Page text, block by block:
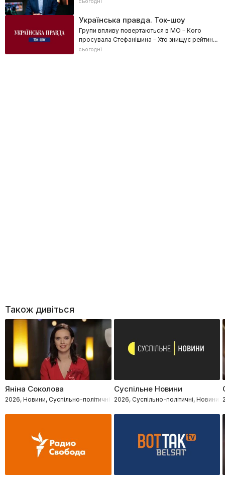
Українська правда. Ток-шоу
Групи впливу повертаються в МО – Кого
просувала Стефанішина – Хто знищує рейтинг
Зеленського? – ТКАЧ
сьогодні
Також дивіться
Яніна Соколова
2026, Новини, Суспільно-політичні
Суспільне Новини
2026, Суспільно-політичні, Новини